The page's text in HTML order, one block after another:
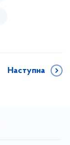
Наступна